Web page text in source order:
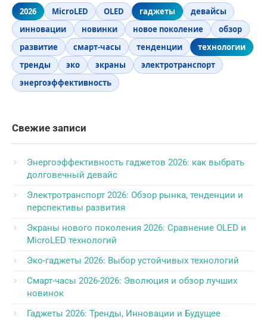
2026 MicroLED OLED гаджеты
девайсы
инновации
новинки новое поколение
обзор
развитие
смарт-часы тенденции
технологии
тренды
эко экраны
электротранспорт
энергоэффективность
Свежие записи
Энергоэффективность гаджетов 2026: как выбрать
долговечный девайс
Электротранспорт 2026: Обзор рынка, тенденции и
перспективы развития
Экраны нового поколения 2026: Сравнение OLED и
MicroLED технологий
Эко-гаджеты 2026: Выбор устойчивых технологий
Смарт-часы 2026-2026: Эволюция и обзор лучших
новинок
Гаджеты 2026: Тренды, Инновации и Будущее